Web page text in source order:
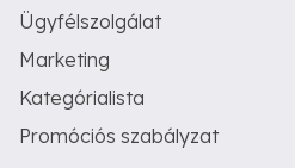
Ügyfélszolgálat
Marketing
Kategórialista
Promóciós szabályzat